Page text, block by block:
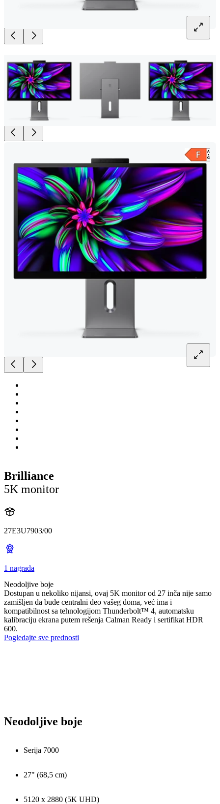
Brilliance
5K monitor
27E3U7903/00
1 nagrada
Neodoljive boje
Dostupan u nekoliko nijansi, ovaj 5K monitor od 27 inča nije samo
zamišljen da bude centralni deo vašeg doma, već ima i
kompatibilnost sa tehnologijom Thunderbolt™ 4, automatsku
kalibraciju ekrana putem rešenja Calman Ready i sertifikat HDR
600.
Pogledajte sve prednosti
Neodoljive boje
Serija 7000
27" (68,5 cm)
5120 x 2880 (5K UHD)